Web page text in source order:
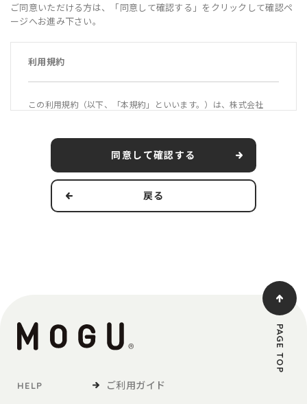
ご同意いただける方は、「同意して確認する」をクリックして確認ペ
ージへお進み下さい。
利用規約
この利用規約（以下、「本規約」といいます。）は、株式会社
ンショップ「MOGUストア 本店」（https://mogustore.jp 以
下、「本サービス」といいます。）の利用条件を定めるもので
本規約の適用範囲および変更
規約を変更する必要が生じた場合には、適用法令に従い、本
規約を変更することができます。この場合、当社は、本サイ
トへの掲載等の方法により、本規約を変更する旨、変更後の
本規約の内容および変更の効力発生日を利用者に通知しま
同意して確認する
戻る
HELP ご利用ガイド
PAGE TOP